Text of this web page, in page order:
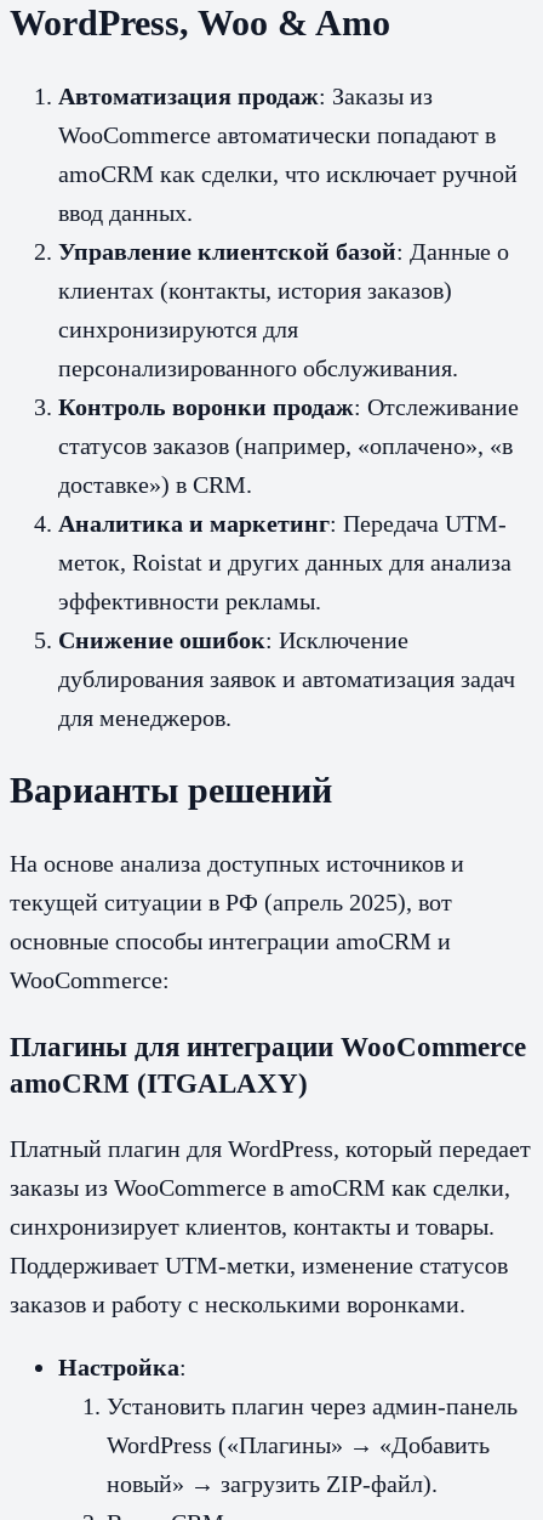
WordPress, Woo & Amo
Автоматизация продаж: Заказы из
WooCommerce автоматически попадают в
amoCRM как сделки, что исключает ручной
ввод данных.
Управление клиентской базой: Данные о
клиентах (контакты, история заказов)
синхронизируются для
персонализированного обслуживания.
Контроль воронки продаж: Отслеживание
статусов заказов (например, «оплачено», «в
доставке») в CRM.
Аналитика и маркетинг: Передача UTM-
меток, Roistat и других данных для анализа
эффективности рекламы.
Снижение ошибок: Исключение
дублирования заявок и автоматизация задач
для менеджеров.
Варианты решений
На основе анализа доступных источников и
текущей ситуации в РФ (апрель 2025), вот
основные способы интеграции amoCRM и
WooCommerce:
Плагины для интеграции WooCommerce
amoCRM (ITGALAXY)
Платный плагин для WordPress, который передает
заказы из WooCommerce в amoCRM как сделки,
синхронизирует клиентов, контакты и товары.
Поддерживает UTM-метки, изменение статусов
заказов и работу с несколькими воронками.
Настройка:
Установить плагин через админ-панель
WordPress («Плагины» → «Добавить
новый» → загрузить ZIP-файл).